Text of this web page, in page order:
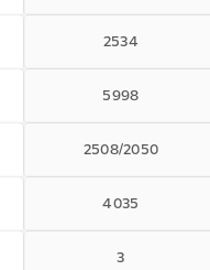
2534
5998
2508/2050
4035
3